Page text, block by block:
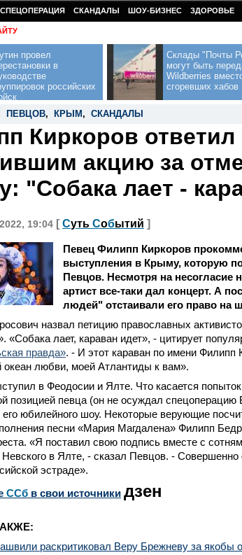
СПЕЦОПЕРАЦИЯ СКАНДАЛЫ ШОУ-БИЗНЕС ЗДОРОВЬЕ
провел
в
российских
Склады "Почты
могут быть
Wildberries
сгоревших хабов
ПЕВЦОВ, КРЫМ , СКАНДАЛЫ
Киркоров
акцию за
"Собака лает -
19:04 [ Суть Событий ]
Певец Филипп Киркоров
выступления в Крыму, которую
Певцов. Несмотря на
артист все-таки дал концерт. А
людей" отстаивали его право на
назвал петицию православных
«Собака лает, караван идет», - цитирует
правда». - И этот караван по имени Филипп
любви, моей Атлантиды к вам».
в Феодосии и Ялте. Что касается
позицией певца (он не осуждал
юбилейного шоу. Некоторые верующие
песни «Мария Магдалена» Филипп
«Я поставил свою подпись вместе с
в Ялте, - сказал Певцов. - Совершенно
эстраде».
CСб в свои источники дзен
раскритиковал Веру Брежневу за якобы